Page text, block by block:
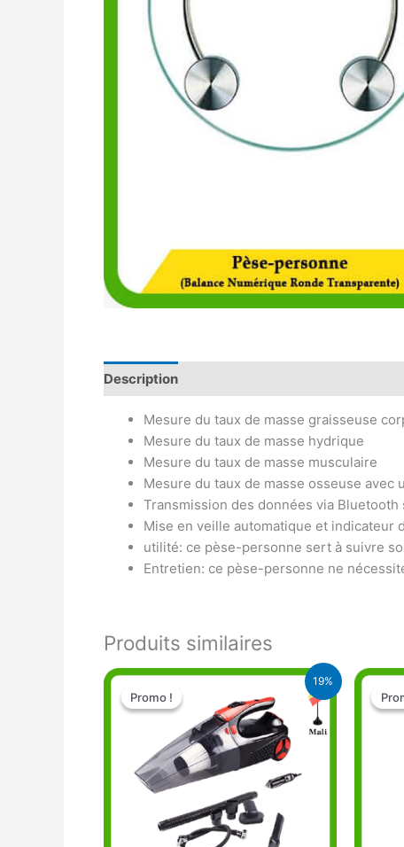
Description
Mesure du taux de masse graisseuse
Mesure du taux de masse hydrique
Mesure du taux de masse musculaire
Mesure du taux de masse osseuse avec
Transmission des données via
Mise en veille automatique et indicateur
utilité: ce pèse-personne sert à suivre
Entretien: ce pèse-personne ne
Produits similaires
19%
Promo !
Promo !
Le
initial
était :
27.000 CFA.
Le
actuel
est :
22.000 CFA.